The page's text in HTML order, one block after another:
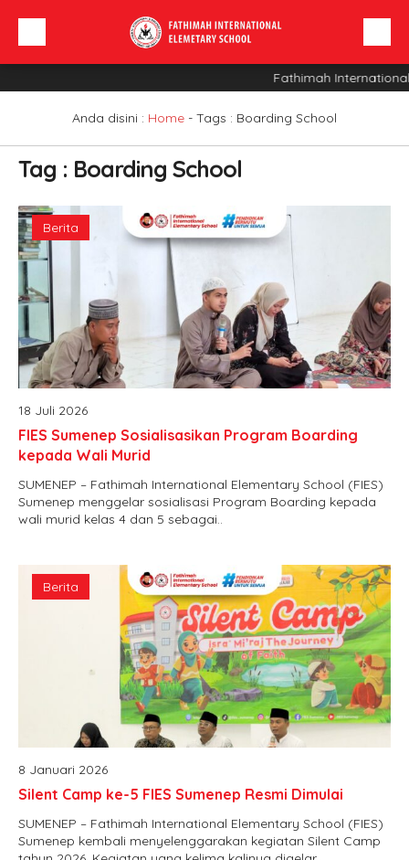
Profil Sekolah
Berita
Sarana
INFO SPMB
Fathimah
Anda disini : Home - Tags : Boarding School
Tag : Boarding School
Berita
18 Juli 2026
FIES Sumenep Sosialisasikan Program Boarding
kepada Wali Murid
SUMENEP – Fathimah International Elementary School (FIES)
Sumenep menggelar sosialisasi Program Boarding kepada
wali murid kelas 4 dan 5 sebagai..
Berita
8 Januari 2026
Silent Camp ke-5 FIES Sumenep Resmi Dimulai
SUMENEP – Fathimah International Elementary School (FIES)
Sumenep kembali menyelenggarakan kegiatan Silent Camp